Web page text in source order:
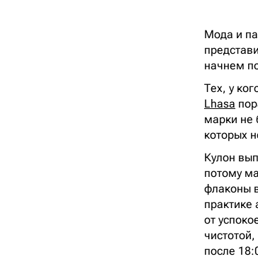
Мода и
начнем
Тех, у
Lhasa
марки не
которых
Кулон
потому
флаконы
от
после